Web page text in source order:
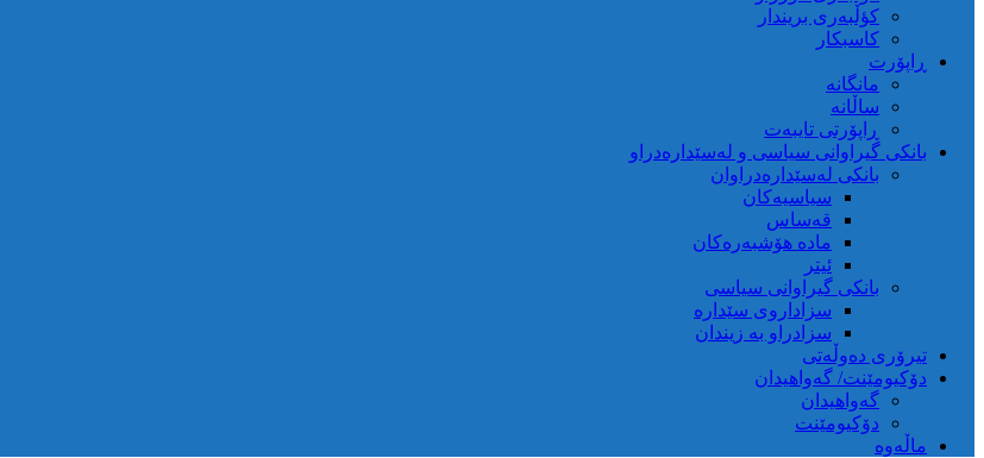
کؤڵبەری بریندار
کاسبکار
ڕاپۆرت
مانگانە
ساڵانە
ڕاپۆرتی تایبەت
بانکی گیراوانی سیاسی و لەسێدارەدراو
بانکی لەسێدارەدراوان
سیاسیەکان
قەساس
مادە هۆشبەرەکان
ئیتر
بانکی گیراوانی سیاسی
سزاداروی سێدارە
سزادراو بە زیندان
تیرۆری دەوڵەتی
دۆکیومێنت/ گەواهیدان
گەواهیدان
دۆکیومێنت
ماڵەوە